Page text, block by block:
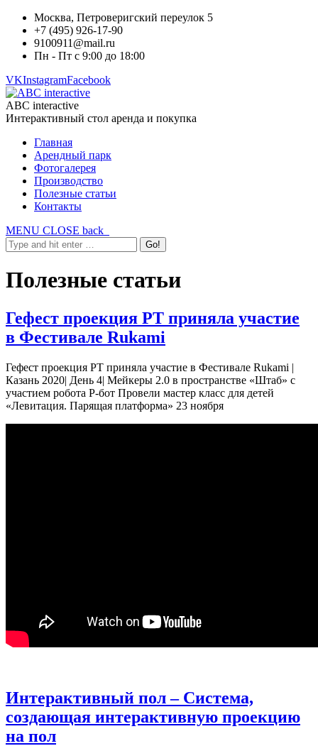
Москва, Петроверигский переулок 5
+7 (495) 926-17-90
9100911@mail.ru
Пн - Пт с 9:00 до 18:00
VKInstagramFacebook
ABC interactive
Интерактивный стол аренда и покупка
Главная
Арендный парк
Фотогалерея
Производство
Полезные статьи
Контакты
MENU CLOSE back
Полезные статьи
Гефест проекция РТ приняла участие
в Фестивале Rukami
Гефест проекция РТ приняла участие в Фестивале Rukami |
Казань 2020| День 4| Мейкеры 2.0 в пространстве «Штаб» с
участием робота Р-бот Провели мастер класс для детей
«Левитация. Парящая платформа» 23 ноября
Интерактивный пол – Система,
создающая интерактивную проекцию
на пол